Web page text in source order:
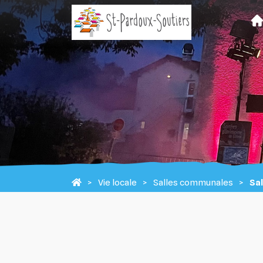
Vie locale Salles communales